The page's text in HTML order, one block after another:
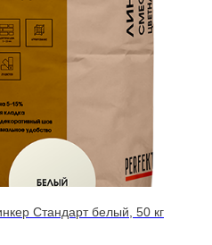
Стандарт белый, 50 кг